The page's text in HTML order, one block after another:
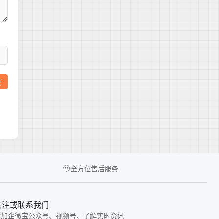
全方位售后服务
注或联系我们
企微宝公众号、视频号、了解实时资讯